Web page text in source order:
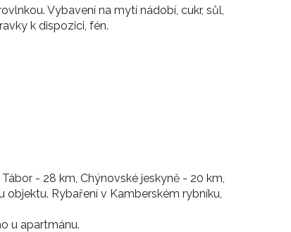
Vybavení na mytí nádobí, cukr, sůl,
k dispozici, fén.
- 28 km, Chýnovské jeskyně - 20 km,
Rybaření v Kamberském rybníku,
u apartmánu.